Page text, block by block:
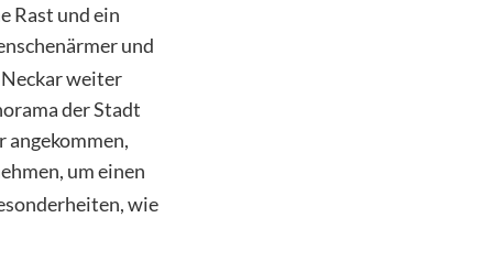
Rast und ein
und
weiter
der Stadt
angekommen,
um einen
wie